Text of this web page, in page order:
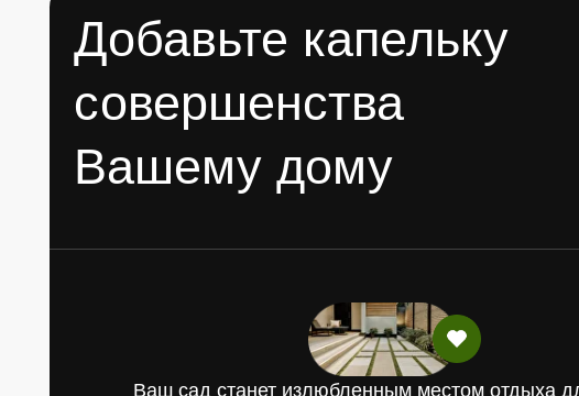
Ваш сад станет излюбленным местом отдыха для семьи
и друзей!
Clean Garden